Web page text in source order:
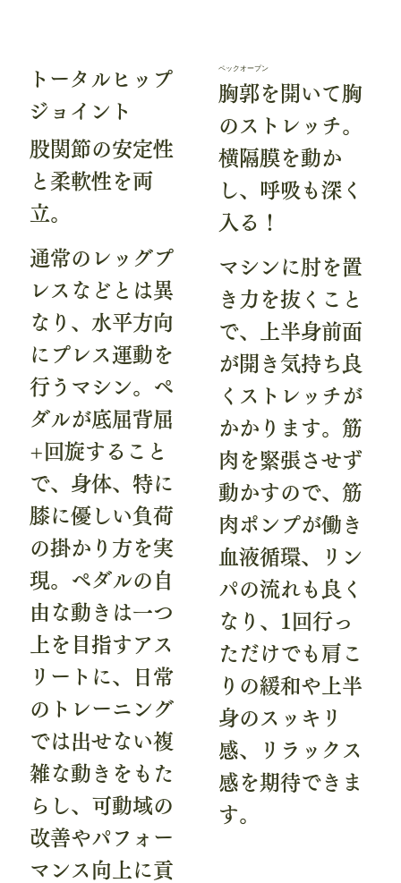
トータルヒップ
ジョイント
股関節の安定性
と柔軟性を両
立。
通常のレッグプ
レスなどとは異
なり、水平方向
にプレス運動を
行うマシン。ペ
ダルが底屈背屈
+回旋すること
で、身体、特に
膝に優しい負荷
の掛かり方を実
現。ペダルの自
由な動きは一つ
上を目指すアス
リートに、日常
のトレーニング
では出せない複
雑な動きをもた
らし、可動域の
改善やパフォー
マンス向上に貢
ペックオープン
胸郭を開いて胸
のストレッチ。
横隔膜を動か
し、呼吸も深く
入る！
マシンに肘を置
き力を抜くこと
で、上半身前面
が開き気持ち良
くストレッチが
かかります。筋
肉を緊張させず
動かすので、筋
肉ポンプが働き
血液循環、リン
パの流れも良く
なり、1回行っ
ただけでも肩こ
りの緩和や上半
身のスッキリ
感、リラックス
感を期待できま
す。